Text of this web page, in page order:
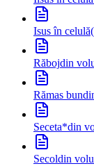
Isus în celulă(
Răbojdin
Rămas bun
Seceta*din
Secoldin